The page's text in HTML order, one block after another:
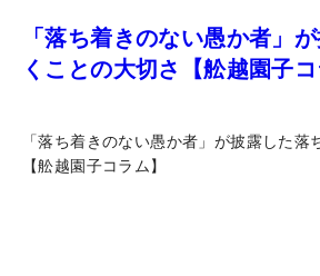
「落ち着きのない愚か者」
くことの大切さ【舩越園子コ
「落ち着きのない愚か者」が披露した落
【舩越園子コラム】